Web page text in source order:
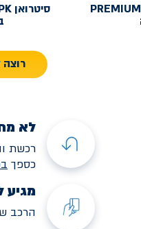
סיטרואן
לא
רכשת
כספך
מגיע
הרכב